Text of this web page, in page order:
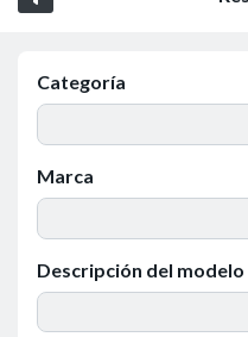
Categoría
Marca
Descripción del modelo